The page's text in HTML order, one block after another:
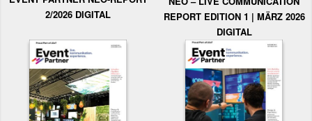
2/2026 DIGITAL
REPORT EDITION 1 | MÄRZ 2026
DIGITAL